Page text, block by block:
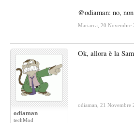
@odiaman: no,
Mariarca 20 Novembre
odiaman
techMod
Ok, allora è la
odiaman 21 Novembre